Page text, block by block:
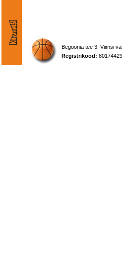
Begoonia tee 3, Viimsi
Registrikood: